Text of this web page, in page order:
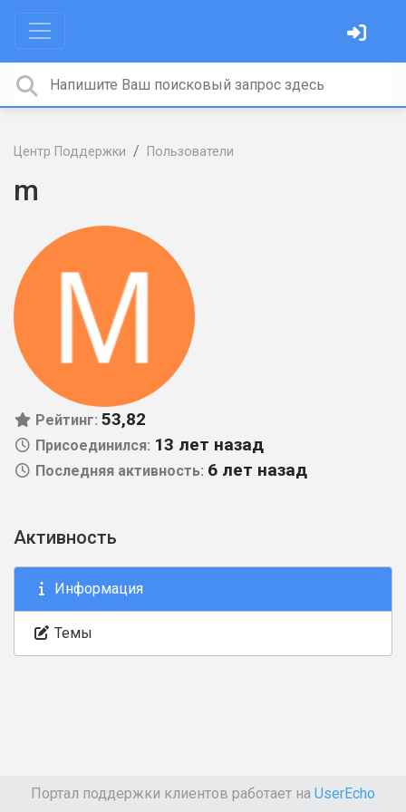
Центр Поддержки Пользователи
m
Рейтинг: 53,82
Присоединился: 13 лет назад
Последняя активность: 6 лет назад
Активность
Информация
Темы
Портал поддержки клиентов работает на UserEcho